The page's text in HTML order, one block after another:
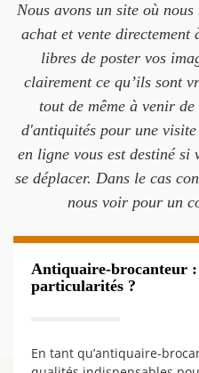
Nous avons un site où
achat et vente directement
libres de poster vos
clairement ce qu’ils sont
tout de même à venir
d'antiquités pour une
en ligne vous est destiné si
se déplacer. Dans le cas
nous voir pour un
Antiquaire-brocanteur :
particularités ?
En tant qu’antiquaire-